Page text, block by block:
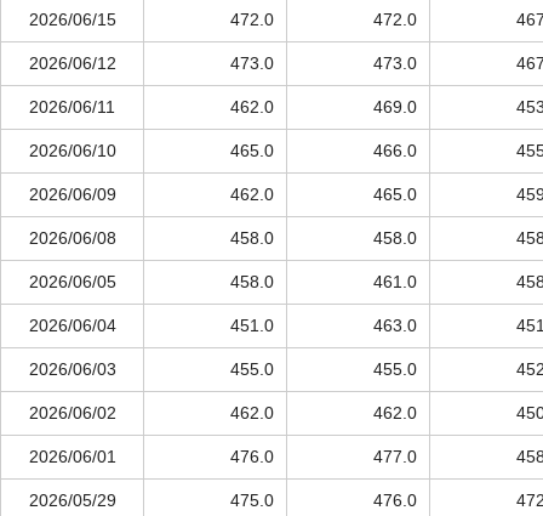
2026/06/15 472.0 472.0
2026/06/12 473.0 473.0
2026/06/11 462.0 469.0
2026/06/10 465.0 466.0
2026/06/09 462.0 465.0
2026/06/08 458.0 458.0
2026/06/05 458.0 461.0
2026/06/04 451.0 463.0
2026/06/03 455.0 455.0
2026/06/02 462.0 462.0
2026/06/01 476.0 477.0
2026/05/29 475.0 476.0